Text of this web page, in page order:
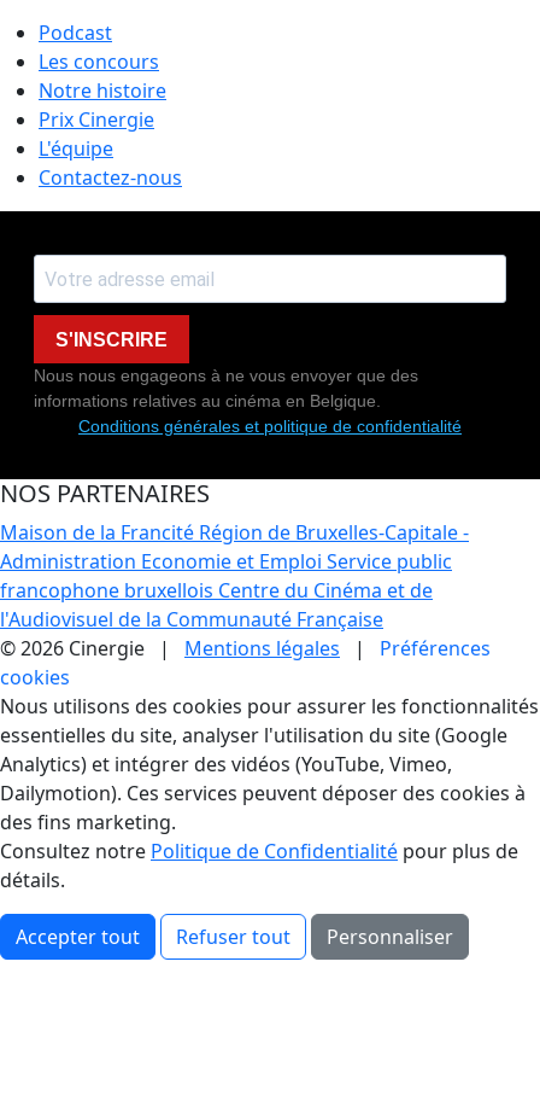
Podcast
Les concours
Notre histoire
Prix Cinergie
L'équipe
Contactez-nous
S'INSCRIRE
Nous nous engageons à ne vous envoyer que des
informations relatives au cinéma en Belgique.
Conditions générales et politique de confidentialité
NOS PARTENAIRES
Maison de la Francité Région de Bruxelles-Capitale -
Administration Economie et Emploi Service public
francophone bruxellois Centre du Cinéma et de
l'Audiovisuel de la Communauté Française
© 2026 Cinergie | Mentions légales | Préférences
cookies
Gestion des Cookies
Nous utilisons des cookies pour assurer les fonctionnalités
essentielles du site, analyser l'utilisation du site (Google
Analytics) et intégrer des vidéos (YouTube, Vimeo,
Dailymotion). Ces services peuvent déposer des cookies à
des fins marketing.
Consultez notre Politique de Confidentialité pour plus de
détails.
Accepter tout Refuser tout Personnaliser